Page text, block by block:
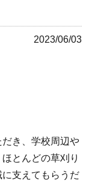
2023/06/03
だき、学校周辺や
とんどの草刈り
支えてもらうだ